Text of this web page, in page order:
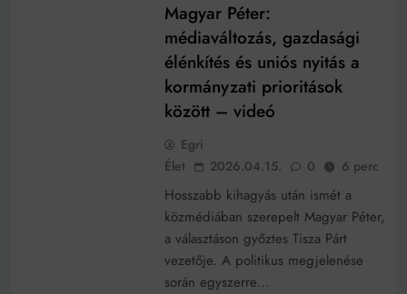
Magyar Péter:
médiaváltozás, gazdasági
élénkítés és uniós nyitás a
kormányzati prioritások
között – videó
Egri
Élet
2026.04.15. 0 6 perc
Hosszabb kihagyás után ismét a
közmédiában szerepelt Magyar Péter,
a választáson győztes Tisza Párt
vezetője. A politikus megjelenése
során egyszerre…